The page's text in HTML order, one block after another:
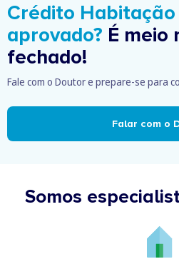
Crédito
aprovado? É meio
fechado!
Fale com o Doutor e prepare-se para
Falar com o
Somos